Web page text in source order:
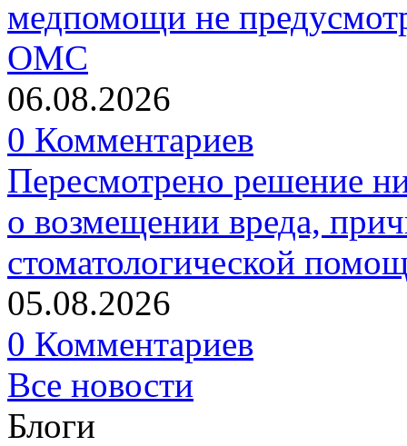
медпомощи не
ОМС
06.08.2026
0 Комментариев
Пересмотрено решение
о возмещении вреда,
стоматологической
05.08.2026
0 Комментариев
Все новости
Блоги